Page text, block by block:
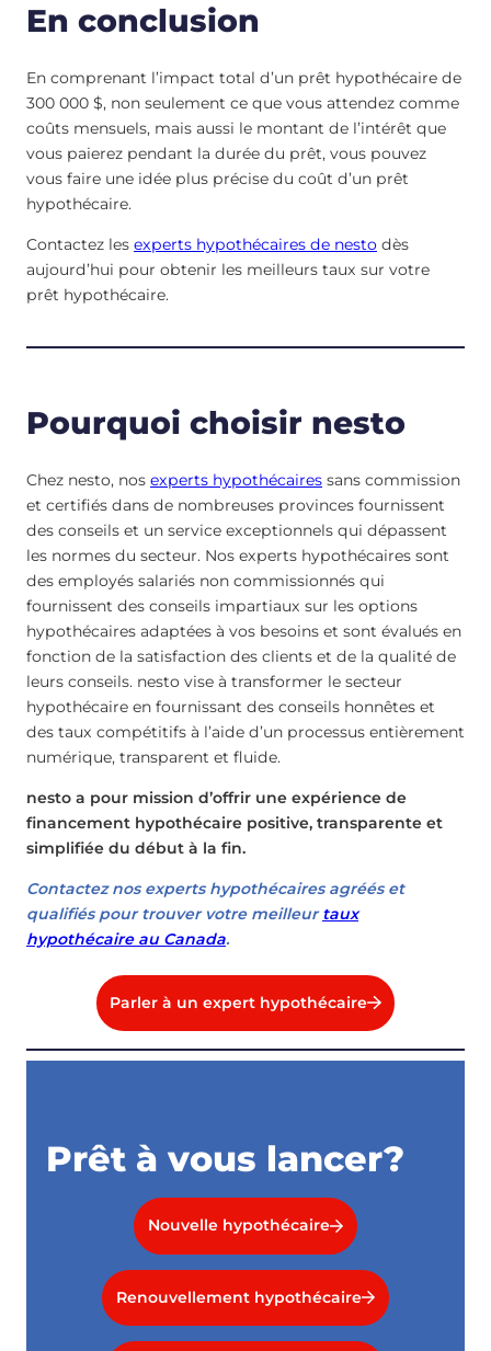
En conclusion
En comprenant l’impact total d’un prêt hypothécaire de
300 000 $, non seulement ce que vous attendez comme
coûts mensuels, mais aussi le montant de l’intérêt que
vous paierez pendant la durée du prêt, vous pouvez
vous faire une idée plus précise du coût d’un prêt
hypothécaire.
Contactez les experts hypothécaires de nesto dès
aujourd’hui pour obtenir les meilleurs taux sur votre
prêt hypothécaire.
Pourquoi choisir nesto
Chez nesto, nos experts hypothécaires sans commission
et certifiés dans de nombreuses provinces fournissent
des conseils et un service exceptionnels qui dépassent
les normes du secteur. Nos experts hypothécaires sont
des employés salariés non commissionnés qui
fournissent des conseils impartiaux sur les options
hypothécaires adaptées à vos besoins et sont évalués en
fonction de la satisfaction des clients et de la qualité de
leurs conseils. nesto vise à transformer le secteur
hypothécaire en fournissant des conseils honnêtes et
des taux compétitifs à l’aide d’un processus entièrement
numérique, transparent et fluide.
nesto a pour mission d’offrir une expérience de
financement hypothécaire positive, transparente et
simplifiée du début à la fin.
Contactez nos experts hypothécaires agréés et
qualifiés pour trouver votre meilleurtaux
hypothécaire au Canada.
Parler à un expert hypothécaire
Prêt à vous lancer?
Nouvelle hypothécaire
Renouvellement hypothécaire